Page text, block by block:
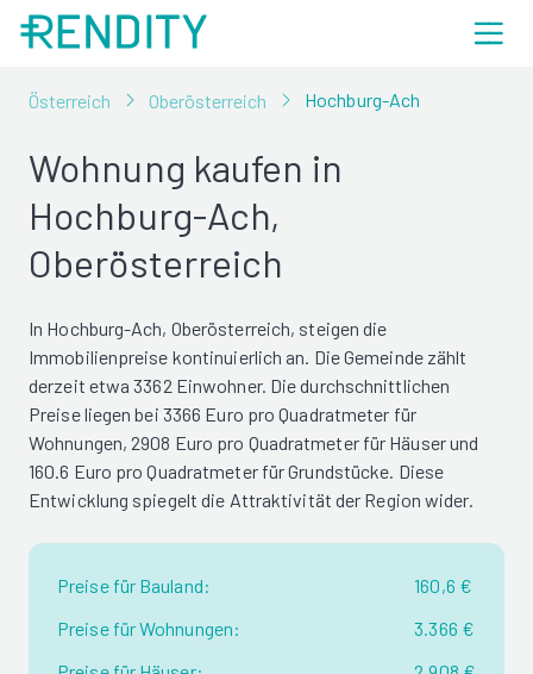
Österreich Oberösterreich Hochburg-Ach
Wohnung kaufen in
Hochburg-Ach,
Oberösterreich
In Hochburg-Ach, Oberösterreich, steigen die
Immobilienpreise kontinuierlich an. Die Gemeinde zählt
derzeit etwa 3362 Einwohner. Die durchschnittlichen
Preise liegen bei 3366 Euro pro Quadratmeter für
Wohnungen, 2908 Euro pro Quadratmeter für Häuser und
160.6 Euro pro Quadratmeter für Grundstücke. Diese
Entwicklung spiegelt die Attraktivität der Region wider.
Preise für Bauland:
160,6 €
Preise für Wohnungen:
3.366 €